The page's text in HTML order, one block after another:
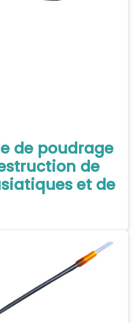
de poudrage
de
et de